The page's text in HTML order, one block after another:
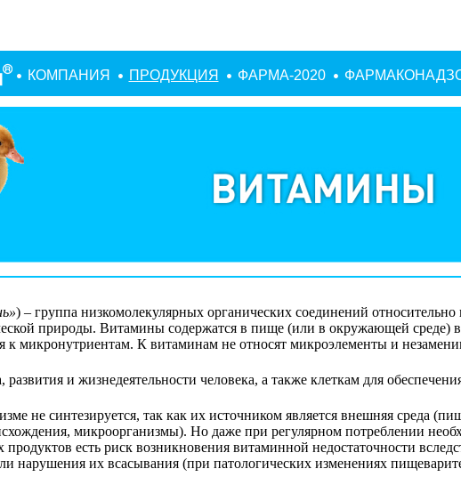
КОМПАНИЯ ПРОДУКЦИЯ ФАРМА-2020
) – группа низкомолекулярных органических соединений относительно
природы. Витамины содержатся в пище (или в окружающей среде)
к микронутриентам. К витаминам не относят микроэлементы и
и жизнедеятельности человека, а также клеткам для
не синтезируется, так как их источником является внешняя среда
микроорганизмы). Но даже при регулярном потреблении
есть риск возникновения витаминной недостаточности
нарушения их всасывания (при патологических изменениях